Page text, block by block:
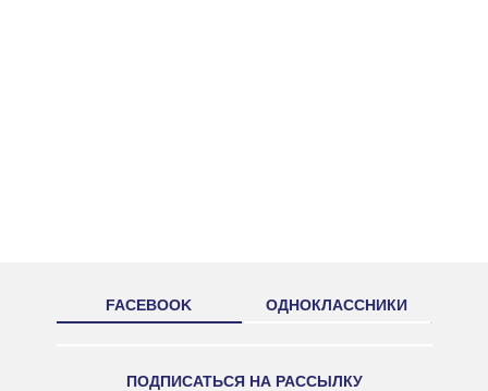
FACEBOOK ОДНОКЛАССНИКИ
ПОДПИСАТЬСЯ НА РАССЫЛКУ